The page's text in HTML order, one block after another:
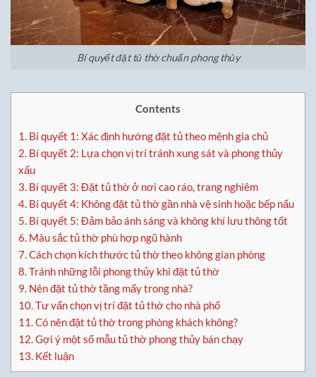
Bí quyết đặt tủ thờ chuẩn phong thủy
Contents
1. Bí quyết 1: Xác định hướng đặt tủ theo mệnh gia chủ
2. Bí quyết 2: Lựa chọn vị trí tránh xung sát và phong thủy
xấu
3. Bí quyết 3: Đặt tủ thờ ở nơi cao ráo, trang nghiêm
4. Bí quyết 4: Không đặt tủ thờ gần nhà vệ sinh hoặc bếp nấu
5. Bí quyết 5: Đảm bảo ánh sáng và không khí lưu thông tốt
6. Màu sắc tủ thờ phù hợp ngũ hành
7.Cách chọn kích thước tủ thờ theo không gian phòng
8.Tránh những lỗi phong thủy khi đặt tủ thờ
9. Nên đặt tủ thờ tầng mấy trong nhà?
10.Tư vấn chọn vị trí đặt tủ thờ cho nhà phố
11.Có nên đặt tủ thờ trong phòng khách không?
12.Gợi ý một số mẫu tủ thờ phong thủy bán chạy
13. Kết luận